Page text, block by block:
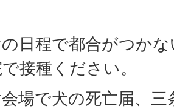
の日程で都合がつか
接種ください。
会場で犬の死亡届、